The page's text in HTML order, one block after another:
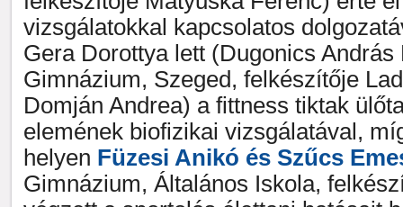
vizsgálatokkal kapcsolatos
Gera Dorottya lett (Dugonics András
Gimnázium, Szeged, felkészítője
Domján Andrea) a fittness tiktak
elemének biofizikai vizsgálatával,
helyen Füzesi Anikó és Szűcs
Gimnázium, Általános Iskola,